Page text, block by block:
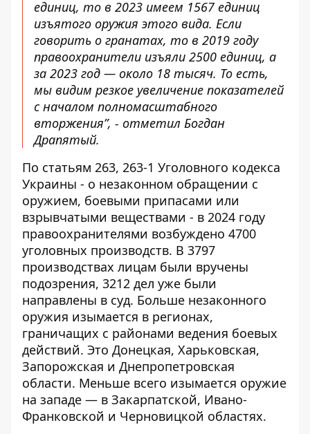
единиц, то в 2023 имеем 1567 единиц
изъятого оружия этого вида. Если
говорить о гранатах, то в 2019 году
правоохранители изъяли 2500 единиц, а
за 2023 год — около 18 тысяч. То есть,
мы видим резкое увеличение показателей
с началом полномасштабного
вторжения”, - отметил Богдан
Драпятый.
По статьям 263, 263-1 Уголовного кодекса
Украины - о незаконном обращении с
оружием, боевыми припасами или
взрывчатыми веществами - в 2024 году
правоохранителями возбуждено 4700
уголовных производств. В 3797
производствах лицам были вручены
подозрения, 3212 дел уже были
направлены в суд. Больше незаконного
оружия изымается в регионах,
граничащих с районами ведения боевых
действий. Это Донецкая, Харьковская,
Запорожская и Днепропетровская
области. Меньше всего изымается оружие
на западе — в Закарпатской, Ивано-
Франковской и Черновицкой областях.